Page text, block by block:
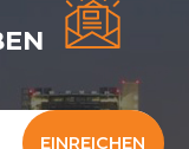
EINREICHEN